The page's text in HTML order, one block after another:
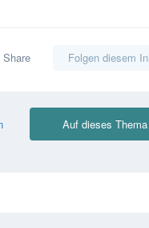
Share Folgen diesem
Auf dieses